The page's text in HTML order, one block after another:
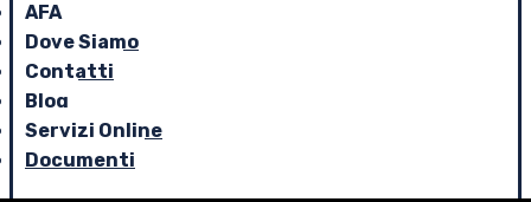
AFA
Dove Siamo
Contatti
Blog
Servizi Online
Documenti